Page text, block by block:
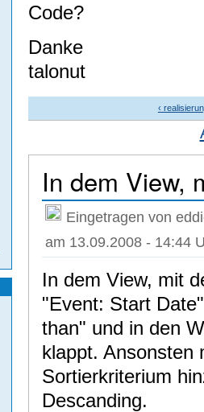
Code?
Danke
talonut
‹
In dem View,
Eingetragen von
am 13.09.2008 - 14:44
In dem View, mit
"Event: Start
than" und in den
klappt. Ansonsten
Sortierkriterium
Descanding.